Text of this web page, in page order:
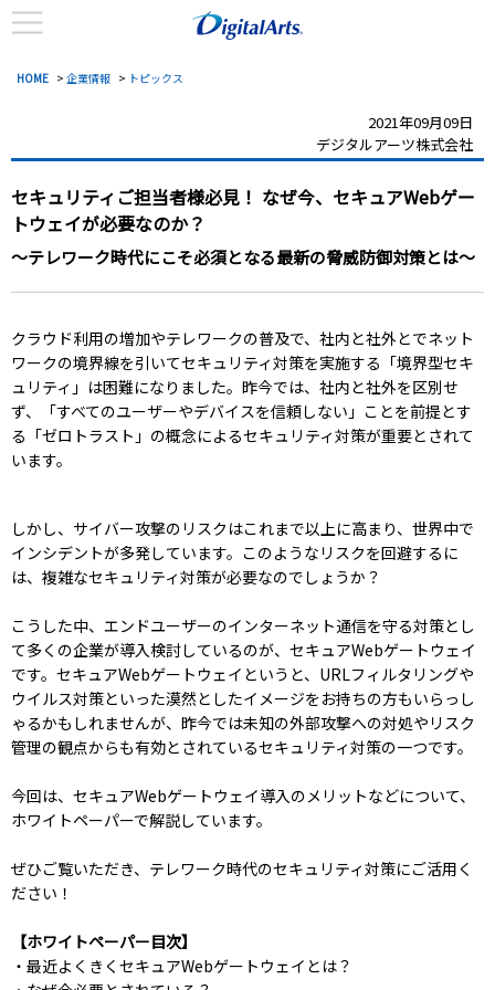
HOME > 企業情報 > トピックス
2021年09月09日
デジタルアーツ株式会社
セキュリティご担当者様必見！ なぜ今、セキュアWebゲー
トウェイが必要なのか？
～テレワーク時代にこそ必須となる最新の脅威防御対策とは～
クラウド利用の増加やテレワークの普及で、社内と社外とでネット
ワークの境界線を引いてセキュリティ対策を実施する「境界型セキ
ュリティ」は困難になりました。昨今では、社内と社外を区別せ
ず、「すべてのユーザーやデバイスを信頼しない」ことを前提とす
る「ゼロトラスト」の概念によるセキュリティ対策が重要とされて
います。
しかし、サイバー攻撃のリスクはこれまで以上に高まり、世界中で
インシデントが多発しています。このようなリスクを回避するに
は、複雑なセキュリティ対策が必要なのでしょうか？
こうした中、エンドユーザーのインターネット通信を守る対策とし
て多くの企業が導入検討しているのが、セキュアWebゲートウェイ
です。セキュアWebゲートウェイというと、URLフィルタリングや
ウイルス対策といった漠然としたイメージをお持ちの方もいらっし
ゃるかもしれませんが、昨今では未知の外部攻撃への対処やリスク
管理の観点からも有効とされているセキュリティ対策の一つです。
今回は、セキュアWebゲートウェイ導入のメリットなどについて、
ホワイトペーパーで解説しています。
ぜひご覧いただき、テレワーク時代のセキュリティ対策にご活用く
ださい！
【ホワイトペーパー目次】
・最近よくきくセキュアWebゲートウェイとは？